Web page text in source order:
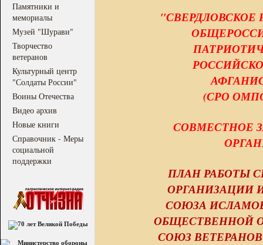
Памятники и
мемориалы
Музей "Шурави"
Творчество
ветеранов
Культурный центр
"Солдаты России"
Воины Отечества
Видео архив
Новые книги
Справочник - Меры
социальной
поддержки
"СВЕРДЛОВСКОЕ
(СРО
СОВМЕСТНОЕ
ПЛАН РАБОТЫ
ОРГАНИЗАЦИИ
СОЮЗА
ОБЩЕСТВЕННОЙ
СОЮЗ ВЕТЕРАНОВ